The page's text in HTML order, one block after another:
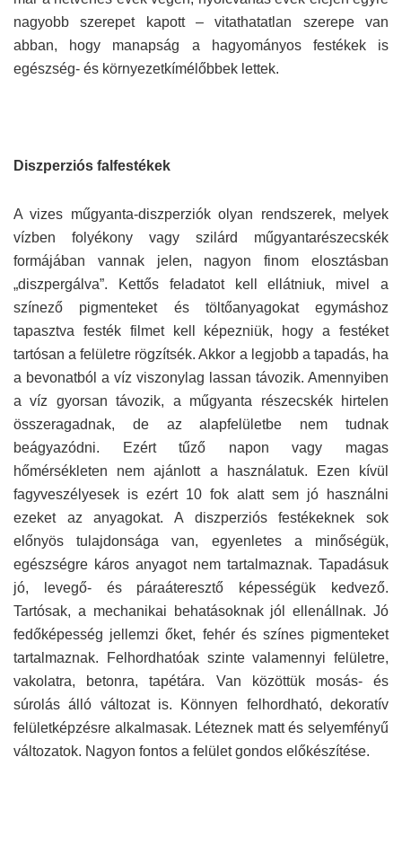
nagyobb szerepet kapott – vitathatatlan szerepe van
abban, hogy manapság a hagyományos festékek is
egészség- és környezetkímélőbbek lettek.
Diszperziós falfestékek
A vizes műgyanta-diszperziók olyan rendszerek, melyek
vízben folyékony vagy szilárd műgyantarészecskék
formájában vannak jelen, nagyon finom elosztásban
„diszpergálva”. Kettős feladatot kell ellátniuk, mivel a
színező pigmenteket és töltőanyagokat egymáshoz
tapasztva festék filmet kell képezniük, hogy a festéket
tartósan a felületre rögzítsék. Akkor a legjobb a tapadás, ha
a bevonatból a víz viszonylag lassan távozik. Amennyiben
a víz gyorsan távozik, a műgyanta részecskék hirtelen
összeragadnak, de az alapfelületbe nem tudnak
beágyazódni. Ezért tűző napon vagy magas
hőmérsékleten nem ajánlott a használatuk. Ezen kívül
fagyveszélyesek is ezért 10 fok alatt sem jó használni
ezeket az anyagokat. A diszperziós festékeknek sok
előnyös tulajdonsága van, egyenletes a minőségük,
egészségre káros anyagot nem tartalmaznak. Tapadásuk
jó, levegő- és páraáteresztő képességük kedvező.
Tartósak, a mechanikai behatásoknak jól ellenállnak. Jó
fedőképesség jellemzi őket, fehér és színes pigmenteket
tartalmaznak. Felhordhatóak szinte valamennyi felületre,
vakolatra, betonra, tapétára. Van közöttük mosás- és
súrolás álló változat is. Könnyen felhordható, dekoratív
felületképzésre alkalmasak. Léteznek matt és selyemfényű
változatok. Nagyon fontos a felület gondos előkészítése.